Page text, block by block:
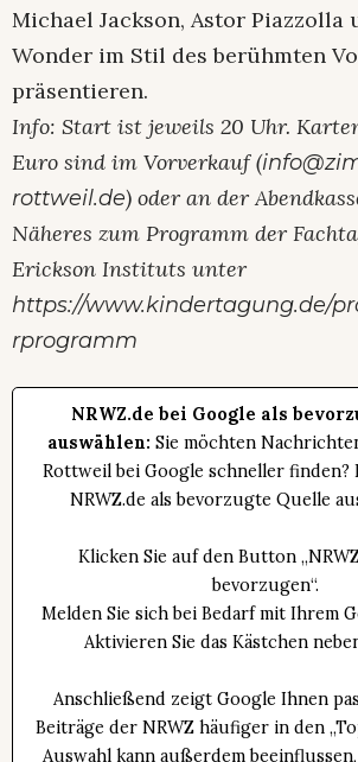
Michael Jackson, Astor Piazzolla
Wonder im Stil des berühmten
präsentieren.
Info: Start ist jeweils 20 Uhr.
Euro sind im Vorverkauf (
rottweil.de) oder an der
Näheres zum Programm der
Erickson Instituts unter
https://www.kindertagung.de/
rprogramm
NRWZ.de bei Google als
auswählen: Sie möchten
Rottweil bei Google schneller finden?
NRWZ.de als bevorzugte Quelle
Klicken Sie auf den Button
bevorzugen“.
Melden Sie sich bei Bedarf mit Ihrem
Aktivieren Sie das Kästchen
Anschließend zeigt Google Ihnen
Beiträge der NRWZ häufiger in den
Auswahl kann außerdem